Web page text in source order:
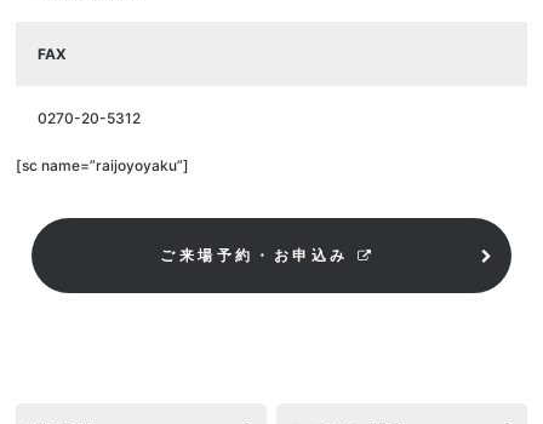
FAX
0270-20-5312
[sc name=”raijoyoyaku”]
ご来場予約・お申込み